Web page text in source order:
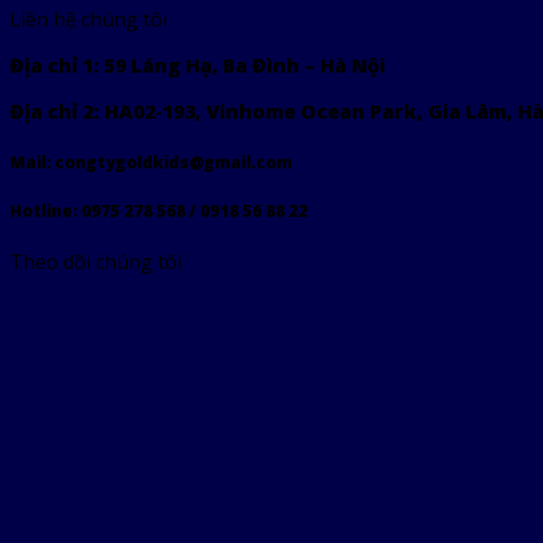
Liên hệ chúng tôi
Địa chỉ 1: 59 Láng Hạ, Ba Đình – Hà Nội
Địa chỉ 2: HA02-193, Vinhome Ocean Park, Gia Lâm,
Mail: congtygoldkids@gmail.com
Hotline: 0975 278 568 / 0918 56 88 22
Theo dõi chúng tôi